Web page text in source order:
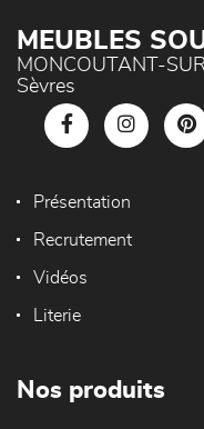
MEUBLES
MONCOUTANT-
Sèvres
Présentation
Recrutement
Vidéos
Literie
Nos produits